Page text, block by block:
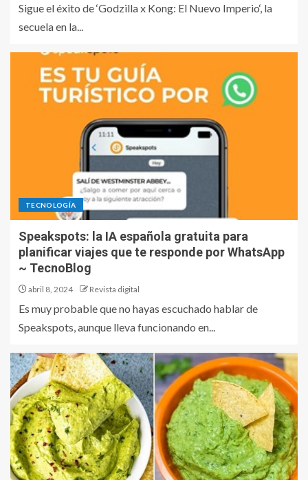
Sigue el éxito de ‘Godzilla x Kong: El Nuevo Imperio‘, la
secuela en la...
TECNOLOGÍA
Speakspots: la IA española gratuita para
planificar viajes que te responde por WhatsApp
~ TecnoBlog
abril 8, 2024 Revista digital
Es muy probable que no hayas escuchado hablar de
Speakspots, aunque lleva funcionando en...